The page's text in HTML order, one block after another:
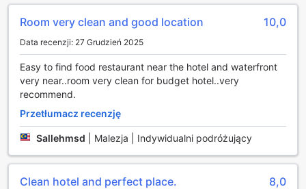
Udogodnienia pokoi w City Inn Hotel
Witamy w City Inn Hotel w Kuching, gdzie komfort i
nowoczesność spotykają się, aby zapewnić niezapomniane
doświadczenia. Nasze pokoje są w pełni klimatyzowane,
co gwarantuje przyjemny chłód w tropikalnym klimacie
Malezji. Każdego ranka czeka na Ciebie świeża gazeta,
dzięki czemu możesz na bieżąco śledzić wydarzenia ze
świata. W każdym pokoju znajduje się telewizor z
dostępem do kanałów satelitarnych, co pozwala na relaks
przy ulubionych programach po dniu pełnym wrażeń.
Dodatkowo, dla Twojej wygody, oferujemy zestaw do
parzenia kawy i herbaty, abyś mógł cieszyć się ulubionym
Room very clean and good location 10,0
Data recenzji: 27 Grudzień 2025
Easy to find food restaurant near the hotel and waterfront
very near..room very clean for budget hotel..very
recommend.
Przetłumacz recenzję
Sallehmsd Malezja | Indywidualni podróżujący
Clean hotel and perfect place. 8,0